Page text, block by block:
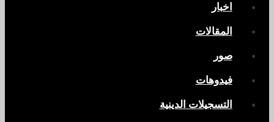
اخبار
المقالات
صور
فيدوهات
التسجيلات الدينية